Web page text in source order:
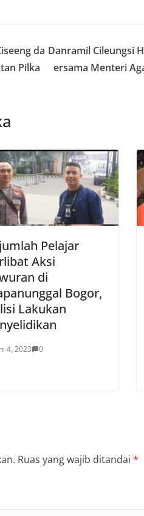
da
Pilka
Danramil Cileungsi
ersama Menteri
Pelajar
Aksi
di
Bogor,
Lakukan
4, 2023 0
Ruas yang wajib ditandai *